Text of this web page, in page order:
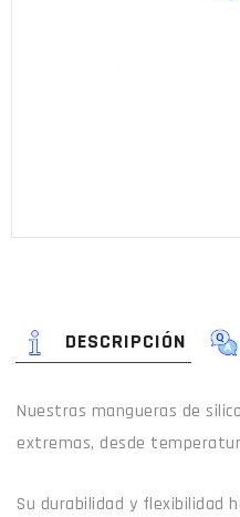
DESCRIPCIÓN
Nuestras mangueras de
extremas, desde
Su durabilidad y flexibilidad